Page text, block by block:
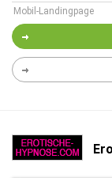
Mobil-Landingpage